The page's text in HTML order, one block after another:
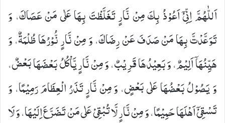
اَللّٰهُمَّ اِنِّیْۤ اَعُوْذُ بِكَ مِنْ نَّارٍ تَغَلَّظْتَ بِهَا عَلٰى مَنْ عَصَاكَ، وَ
تَوَعَّدْتَّ بِهَا مَنْ صَدَفَ عَنْ رِضَاكَ، وَ مِنْ نَّارٍ نُّوْرُهَا ظُلْمَةٌ، وَ
هَیِّنُهَاۤ اَلِیْمٌ، وَ بَعِیْدُهَا قَرِیْبٌ، وَ مِنْ نَّارٍ یَّاْكُلُ بَعْضَهَا بَعْضٌ،
وَ یَصُوْلُ بَعْضُهَا عَلٰى بَعْضٍ، وَ مِنْ نَّارٍ تَذَرُ الْعِظَامَ رَمِیْمًا، وَ
تَسْقِیْۤ اَهْلَهَا حَمِیْمًا، وَ مِنْ نَّارٍ لَّا تُبْقِیْ عَلٰى مَنْ تَضَرَّعَ اِلَیْهَا، وَ لَا